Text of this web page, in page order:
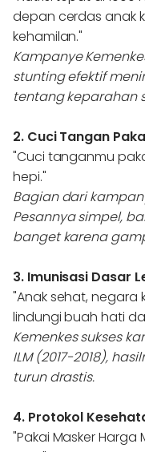
depan cerdas anak
kehamilan."
Kampanye
stunting efektif
tentang keparahan
2. Cuci Tangan
"Cuci tanganmu
hepi."
Bagian dari
Pesannya simpel,
banget karena
3. Imunisasi Dasar
"Anak sehat, negara
lindungi buah hati
Kemenkes sukses
ILM (2017-2018),
turun drastis.
4. Protokol
"Pakai Masker Harga